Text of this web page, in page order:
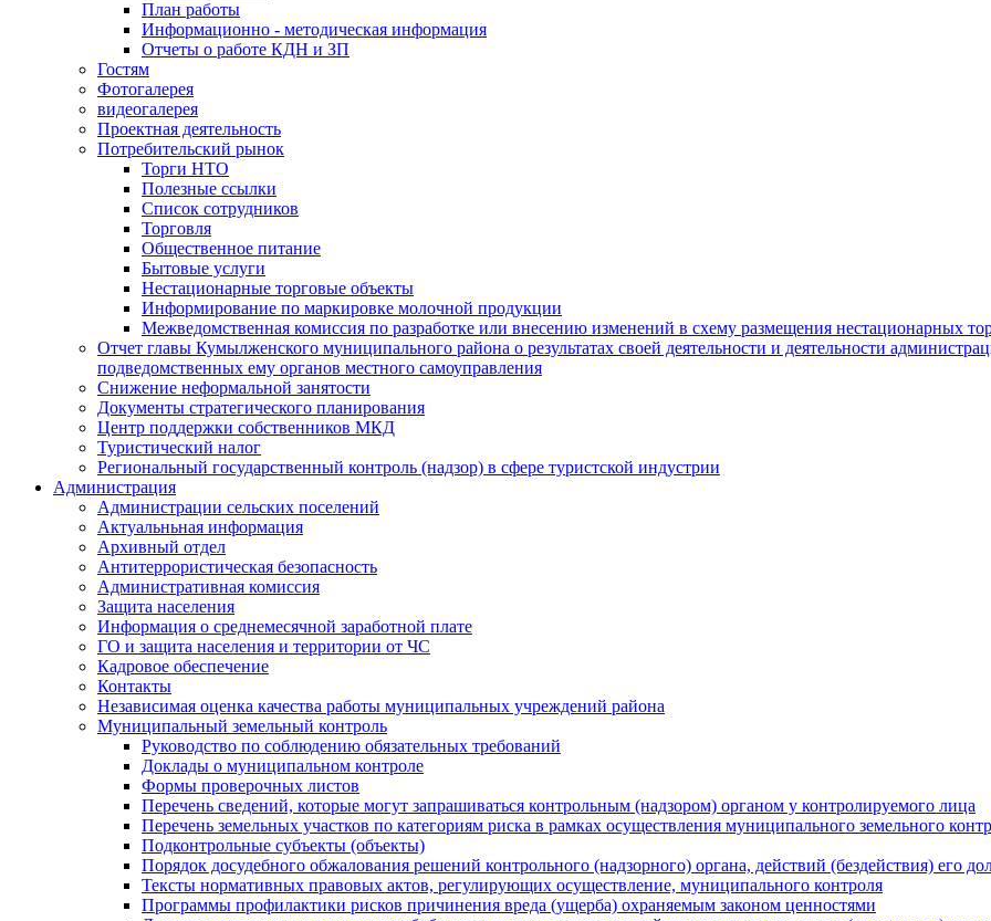
План работы
Информационно - методическая информация
Отчеты о работе КДН и ЗП
Гостям
Фотогалерея
видеогалерея
Проектная деятельность
Потребительский рынок
Торги НТО
Полезные ссылки
Список сотрудников
Торговля
Общественное питание
Бытовые услуги
Нестационарные торговые объекты
Информирование по маркировке молочной продукции
Межведомственная комиссия по разработке или внесению изменений в схему размещения нестационарных
Отчет главы Кумылженского муниципального района о результатах своей деятельности и деятельности
подведомственных ему органов местного самоуправления
Снижение неформальной занятости
Документы стратегического планирования
Центр поддержки собственников МКД
Туристический налог
Региональный государственный контроль (надзор) в сфере туристской индустрии
Администрация
Администрации сельских поселений
Актуальньная информация
Архивный отдел
Антитеррористическая безопасность
Административная комиссия
Защита населения
Информация о среднемесячной заработной плате
ГО и защита населения и территории от ЧС
Кадровое обеспечение
Контакты
Независимая оценка качества работы муниципальных учреждений района
Муниципальный земельный контроль
Руководство по соблюдению обязательных требований
Доклады о муниципальном контроле
Формы проверочных листов
Перечень сведений, которые могут запрашиваться контрольным (надзором) органом у контролируемого лица
Перечень земельных участков по категориям риска в рамках осуществления муниципального земельного
Подконтрольные субъекты (объекты)
Порядок досудебного обжалования решений контрольного (надзорного) органа, действий (бездействия) его
Тексты нормативных правовых актов, регулирующих осуществление, муниципального контроля
Программы профилактики рисков причинения вреда (ущерба) охраняемым законом ценностями